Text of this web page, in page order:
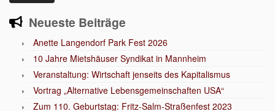
Neueste Beiträge
Anette Langendorf Park Fest 2026
10 Jahre Mietshäuser Syndikat in Mannheim
Veranstaltung: Wirtschaft jenseits des Kapitalismus
Vortrag „Alternative Lebensgemeinschaften USA“
Zum 110. Geburtstag: Fritz-Salm-Straßenfest 2023